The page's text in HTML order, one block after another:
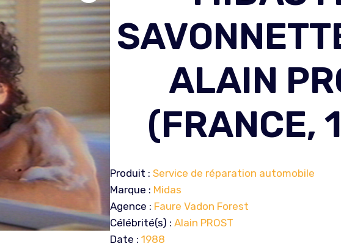
ALAIN
(FRANCE,
Produit : Service de réparation automobile
Marque : Midas
Agence : Faure Vadon Forest
Célébrité(s) : Alain PROST
Date : 1988